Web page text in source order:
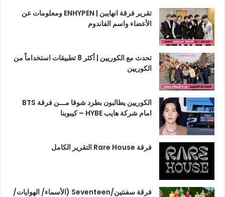
تقرير فرقة انهايبن | ENHYPEN ومعلومات عن
الأعضاء واسم الفاندوم
تحدث مع الكوريين | أكثر 8 تطبيقات استخداماً من
الكوريين
الكوريين يطالبون بطرد شوقا مـــن فرقة BTS
امام شركة هايب HYBE – كيبوبنا
فرقة Rare House التقرير الكامل
فرقة سفنتين/Seventeen (الأسماء/ الهوايات/